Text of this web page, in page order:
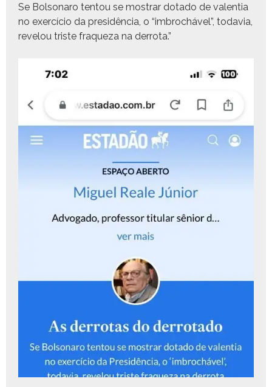
Se Bol­sonaro ten­tou se mostrar dota­do de valen­tia
no exer­cí­cio da presidên­cia, o “imbrocháv­el”, todavia,
rev­el­ou triste fraque­za na derrota.”